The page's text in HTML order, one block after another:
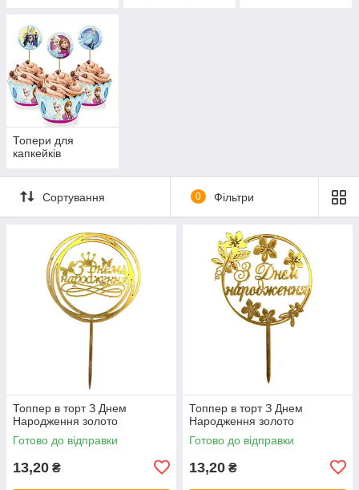
Топери для
капкейків
Сортування 0 Фільтри
Топпер в торт З Днем
Народження золото
Готово до відправки
13,20 ₴
Топпер в торт З Днем
Народження золото
Готово до відправки
13,20 ₴